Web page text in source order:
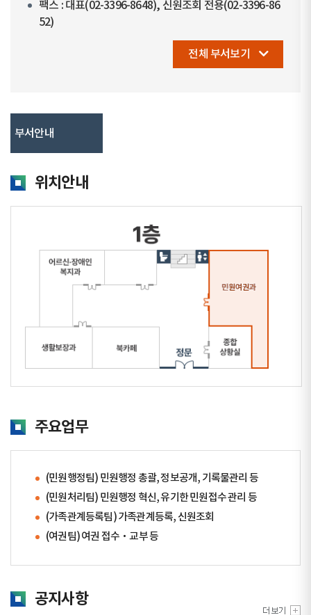
팩스 : 대표(02-3396-8648), 신원조회 전용(02-3396-86
52)
전체 부서보기
부서안내
위치안내
주요업무
(민원행정팀) 민원행정 총괄, 정보공개, 기록물관리 등
(민원처리팀) 민원행정 혁신, 유기한 민원접수 관리 등
(가족관계등록팀) 가족관계등록, 신원조회
(여권팀) 여권 접수‧교부 등
공지사항